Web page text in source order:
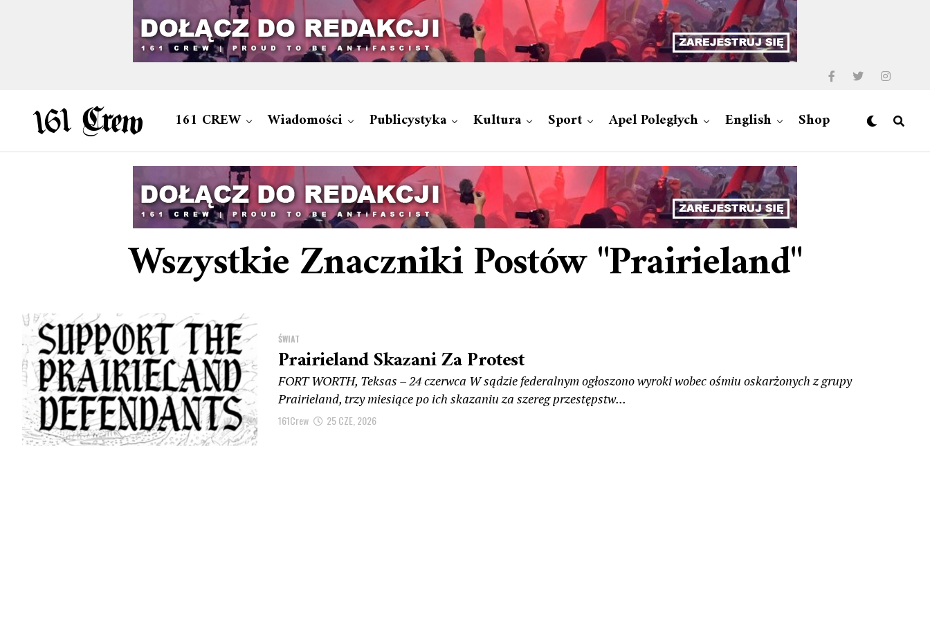
161 CREW Wiadomości Publicystyka Kultura Sport Apel Poległych English Shop
Wszystkie Znaczniki Postów "Prairieland"
ŚWIAT
Prairieland Skazani Za Protest
FORT WORTH, Teksas – 24 czerwca W sądzie federalnym ogłoszono wyroki wobec ośmiu oskarżonych z grupy
Prairieland, trzy miesiące po ich skazaniu za szereg przestępstw...
161Crew 25 CZE, 2026